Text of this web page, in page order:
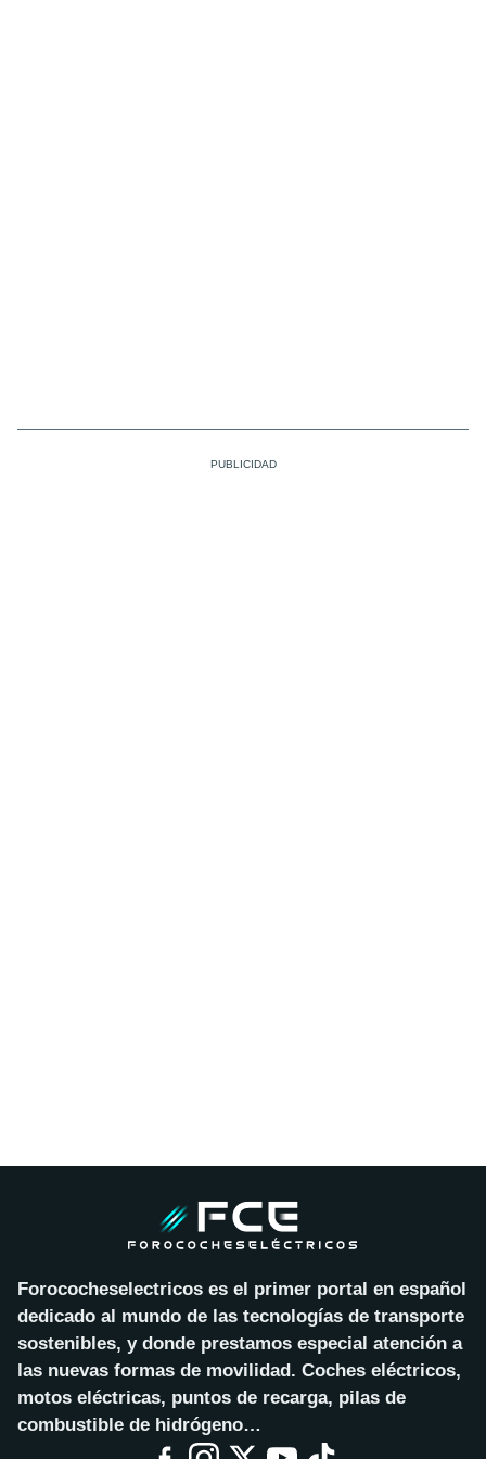
Forococheselectricos es el primer portal en español
dedicado al mundo de las tecnologías de transporte
sostenibles, y donde prestamos especial atención a
las nuevas formas de movilidad. Coches eléctricos,
motos eléctricas, puntos de recarga, pilas de
combustible de hidrógeno…